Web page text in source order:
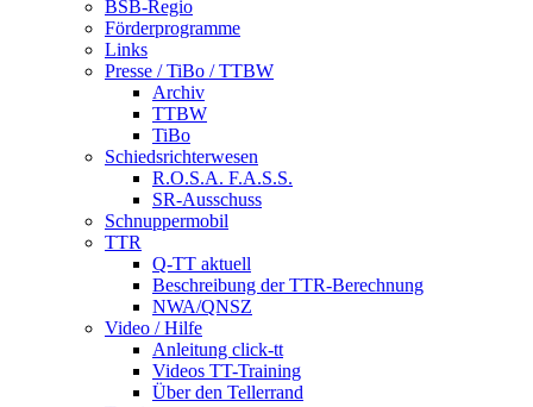
BSB-Regio
Förderprogramme
Links
Presse / TiBo / TTBW
Archiv
TTBW
TiBo
Schiedsrichterwesen
R.O.S.A. F.A.S.S.
SR-Ausschuss
Schnuppermobil
TTR
Q-TT aktuell
Beschreibung der TTR-Berechnung
NWA/QNSZ
Video / Hilfe
Anleitung click-tt
Videos TT-Training
Über den Tellerrand